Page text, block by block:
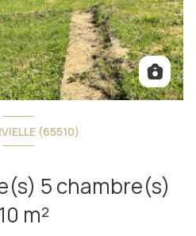
(65510)
210 m²